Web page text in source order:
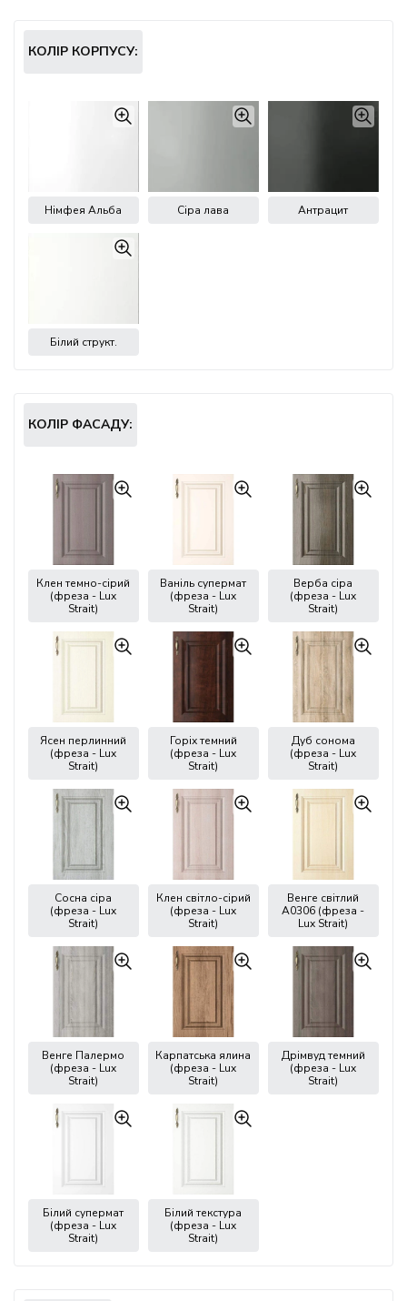
КОЛІР КОРПУСУ:
Німфея Альба Сіра лава Антрацит
Білий структ.
КОЛІР ФАСАДУ:
Клен темно-сірий
(фреза - Lux
Strait)
Ваніль супермат
(фреза - Lux
Strait)
Верба сіра
(фреза - Lux
Strait)
Ясен перлинний
(фреза - Lux
Strait)
Горіх темний
(фреза - Lux
Strait)
Дуб сонома
(фреза - Lux
Strait)
Сосна сіра
(фреза - Lux
Strait)
Клен світло-сірий
(фреза - Lux
Strait)
Венге світлий
А0306 (фреза -
Lux Strait)
Венге Палермо
(фреза - Lux
Strait)
Карпатська ялина
(фреза - Lux
Strait)
Дрімвуд темний
(фреза - Lux
Strait)
Білий супермат
(фреза - Lux
Strait)
Білий текстура
(фреза - Lux
Strait)